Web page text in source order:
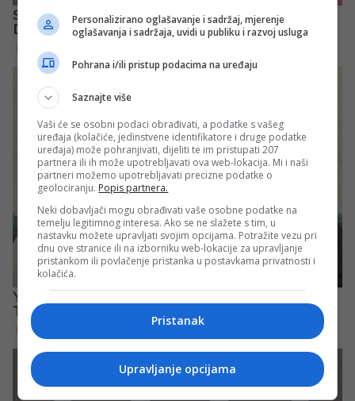
Personalizirano oglašavanje i sadržaj, mjerenje
oglašavanja i sadržaja, uvidi u publiku i razvoj usluga
Pohrana i/ili pristup podacima na uređaju
Saznajte više
Vaši će se osobni podaci obrađivati, a podatke s vašeg
uređaja (kolačiće, jedinstvene identifikatore i druge podatke
uređaja) može pohranjivati, dijeliti te im pristupati 207
partnera ili ih može upotrebljavati ova web-lokacija. Mi i naši
partneri možemo upotrebljavati precizne podatke o
geolociranju. Popis partnera.
Neki dobavljači mogu obrađivati vaše osobne podatke na
temelju legitimnog interesa. Ako se ne slažete s tim, u
nastavku možete upravljati svojim opcijama. Potražite vezu pri
dnu ove stranice ili na izborniku web-lokacije za upravljanje
pristankom ili povlačenje pristanka u postavkama privatnosti i
kolačića.
Pristanak
Upravljanje opcijama